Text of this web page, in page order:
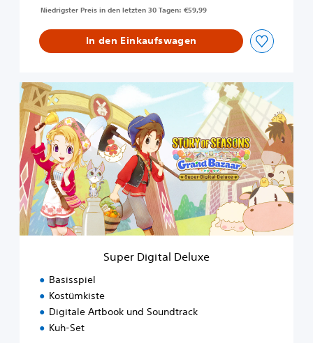
Niedrigster Preis in den letzten 30 Tagen: €59,99
In den Einkaufswagen
S
u
p
e
r
D
i
g
i
t
a
l
Super Digital Deluxe
Basisspiel
Kostümkiste
Digitale Artbook und Soundtrack
Kuh-Set